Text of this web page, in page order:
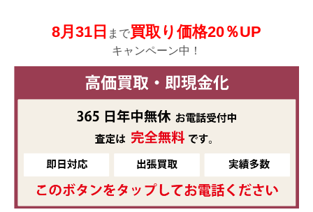
8月31日 まで買取り価格20％UP
キャンペーン中！